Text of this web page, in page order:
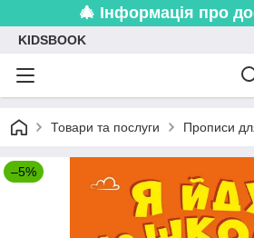
🎄 Інформація про
KIDSBOOK
Товари та послуги Прописи
–5%